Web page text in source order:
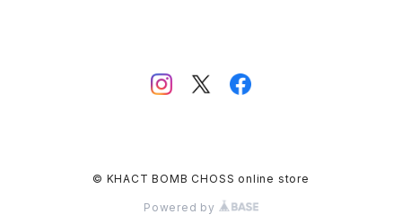
© KHACT BOMB CHOSS online store
Powered by